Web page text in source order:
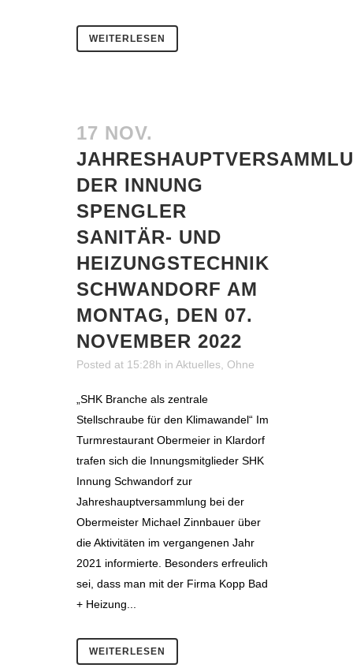
WEITERLESEN
17 NOV.
DER INNUNG
SPENGLER
SANITÄR- UND
HEIZUNGSTECHNIK
SCHWANDORF AM
MONTAG, DEN 07.
NOVEMBER 2022
Posted at 15:28h in Aktuelles Ohne
„SHK Branche als zentrale
Stellschraube für den Klimawandel“ Im
Turmrestaurant Obermeier in Klardorf
trafen sich die Innungsmitglieder SHK
Innung Schwandorf zur
Jahreshauptversammlung bei der
Obermeister Michael Zinnbauer über
die Aktivitäten im vergangenen Jahr
2021 informierte. Besonders erfreulich
sei, dass man mit der Firma Kopp Bad
+ Heizung...
WEITERLESEN